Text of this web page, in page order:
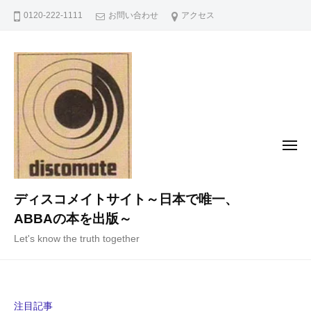
0120-222-1111 お問い合わせ アクセス
ディスコメイトサイト～日本で唯一、
ABBAの本を出版～
Let's know the truth together
メ
注目記事